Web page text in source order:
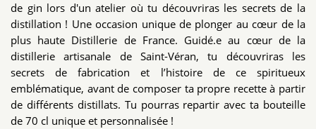
de gin lors d'un atelier où tu découvriras les secrets de la
distillation ! Une occasion unique de plonger au cœur de la
plus haute Distillerie de France. Guidé.e au cœur de la
distillerie artisanale de Saint-Véran, tu découvriras les
secrets de fabrication et l’histoire de ce spiritueux
emblématique, avant de composer ta propre recette à partir
de différents distillats. Tu pourras repartir avec ta bouteille
de 70 cl unique et personnalisée !